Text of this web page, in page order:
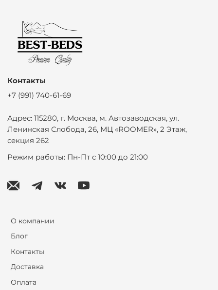
О компании
Блог
Контакты
Доставка
Оплата
Контакты
+7 (991) 740-61-69
Адрес: 115280, г. Москва, м. Автозаводская, ул.
Ленинская Слобода, 26, МЦ «ROOMER», 2 Этаж,
секция 262
Режим работы: Пн-Пт с 10:00 до 21:00